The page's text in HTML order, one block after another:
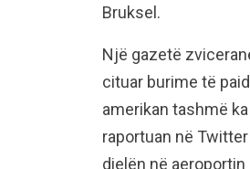
Bruksel.
Një gazetë
cituar burime të
amerikan tashmë
raportuan në
dielën në aeroportin